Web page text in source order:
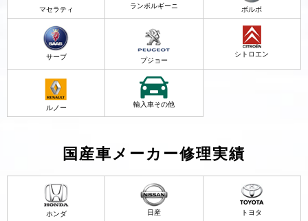
マセラティ ランボルギーニ ボルボ
サーブ プジョー
シトロエン
ルノー 輸入車その他
国産車メーカー修理実績
ホンダ 日産 トヨタ